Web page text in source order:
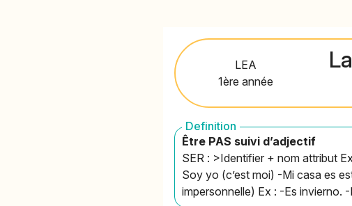
LEA
1ère année
Definition
Être PAS suivi d’adjectif
SER : >Identifier + nom attribut
Soy yo (c’est moi) -Mi casa es
impersonnelle) Ex : -Es invierno. -